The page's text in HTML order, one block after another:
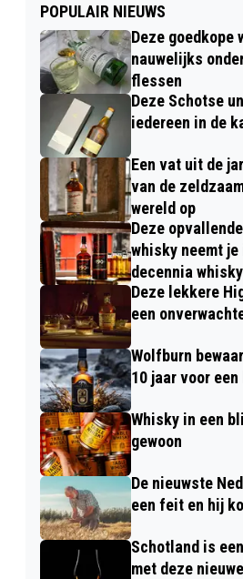
POPULAIR NIEUWS
Deze goedkope
nauwelijks
flessen
Deze Schotse
iedereen in de
Een vat uit de
van de
wereld op
Deze
whisky neemt je
decennia
Deze lekkere
een
Wolfburn
10 jaar voor
Whisky in een
gewoon
De nieuwste
een feit en hij
Schotland is
met deze